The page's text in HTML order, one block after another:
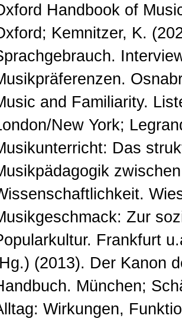
Handbook of
Kemnitzer, K.
and Familiarity.
New York;
Das
Zur
Frankfurt
(2013). Der Kanon
München;
Wirkungen,